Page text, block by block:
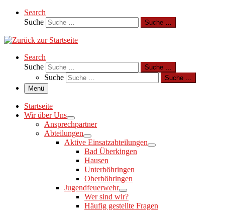
Search
Suche
Suche …
Search
Suche
Suche …
Suche
Suche …
Menü
Startseite
Wir über Uns
Ansprechpartner
Abteilungen
Aktive Einsatzabteilungen
Bad Überkingen
Hausen
Unterböhringen
Oberböhringen
Jugendfeuerwehr
Wer sind wir?
Häufig gestellte Fragen